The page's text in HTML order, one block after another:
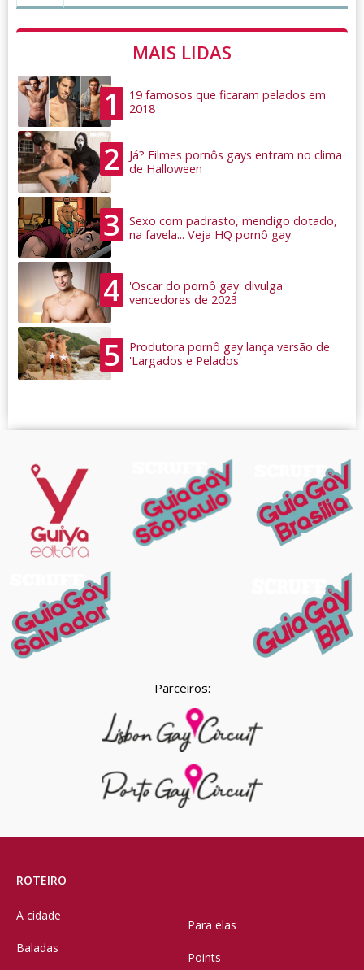
MAIS LIDAS
1
19 famosos que ficaram pelados em
2018
2
Já? Filmes pornôs gays entram no clima
de Halloween
3
Sexo com padrasto, mendigo dotado,
na favela... Veja HQ pornô gay
4
'Oscar do pornô gay' divulga
vencedores de 2023
5
Produtora pornô gay lança versão de
'Largados e Pelados'
Parceiros:
ROTEIRO
A cidade
Baladas
Para elas
Points